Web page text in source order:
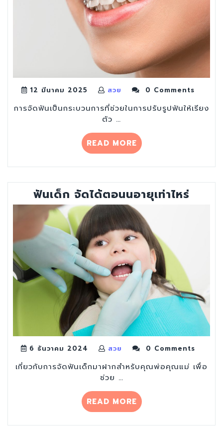
12 มีนาคม 2025 สวย 0 Comments
การจัดฟันเป็นกระบวนการที่ช่วยในการปรับรูปฟันให้เรียง
ตัว …
READ MORE“จัด
ฟัน
ต้อง
กี่
บาท
-มี
ขั้น
ตอน
การ
จัด
ฟัน
ยัง
ไง”
ฟันเด็ก จัดได้ตอนนอายุเท่าไหร่
6 ธันวาคม 2024 สวย 0 Comments
เกี่ยวกับการจัดฟันเด็กมาฝากสำหรับคุณพ่อคุณแม่ เพื่อ
ช่วย …
READ MORE“ฟัน
เด็ก
จัด